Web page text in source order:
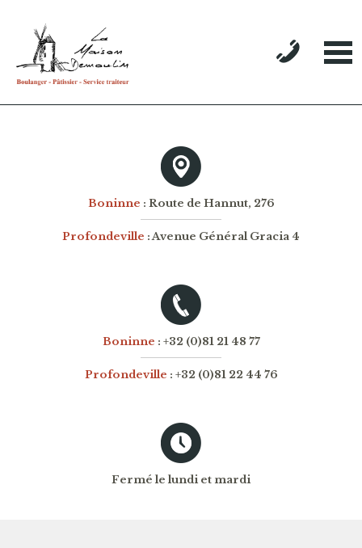
Boninne : Route de Hannut, 276
Profondeville : Avenue Général Gracia 4
Boninne : +32 (0)81 21 48 77
Profondeville : +32 (0)81 22 44 76
Fermé le lundi et mardi